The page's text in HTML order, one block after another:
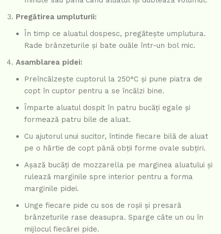
Pregătirea umpluturii:
În timp ce aluatul dospesc, pregătește umplutura.
Rade brânzeturile și bate ouăle într-un bol mic.
Asamblarea pidei:
Preîncălzește cuptorul la 250°C și pune piatra de
copt în cuptor pentru a se încălzi bine.
Împarte aluatul dospit în patru bucăți egale și
formează patru bile de aluat.
Cu ajutorul unui sucitor, întinde fiecare bilă de aluat
pe o hârtie de copt până obții forme ovale subțiri.
Așază bucăți de mozzarella pe marginea aluatului și
rulează marginile spre interior pentru a forma
marginile pidei.
Unge fiecare pide cu sos de roșii și presară
brânzeturile rase deasupra. Sparge câte un ou în
mijlocul fiecărei pide.